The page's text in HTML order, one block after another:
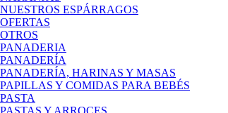
NUESTROS ESPÁRRAGOS
OFERTAS
OTROS
PANADERIA
PANADERÍA
PANADERÍA, HARINAS Y MASAS
PAPILLAS Y COMIDAS PARA BEBÉS
PASTA
PASTAS Y ARROCES